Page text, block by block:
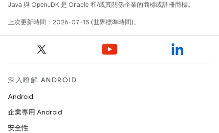
Java 與 OpenJDK 是 Oracle 和/或其關係企業的商標或註冊商標。
上次更新時間：2026-07-15 (世界標準時間)。
深入瞭解 ANDROID
Android
企業專用 Android
安全性